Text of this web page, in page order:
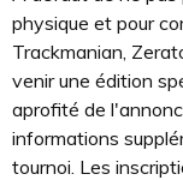
physique et pour
Trackmanian,
venir une édition
aprofité de
informations
tournoi. Les